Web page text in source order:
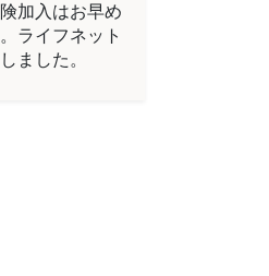
加入はお早め
ライフネット
ました。